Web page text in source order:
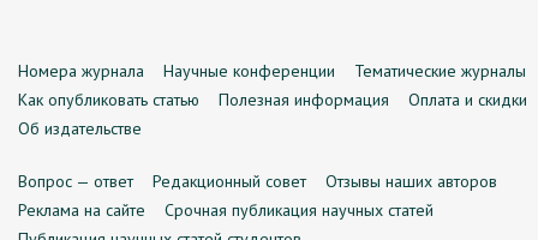
Номера журнала Научные конференции
Тематические журналы
Как опубликовать статью
Полезная информация
Оплата и скидки
Об издательстве
Вопрос — ответ Редакционный совет
Отзывы наших авторов
Реклама на сайте
Срочная публикация научных статей